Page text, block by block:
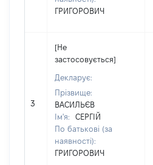
ГРИГОРОВИЧ
3
[Не
застосовується]
Декларує:
Прізвище:
ВАСИЛЬЄВ
Ім'я:
СЕРГІЙ
По батькові (за
наявності):
ГРИГОРОВИЧ